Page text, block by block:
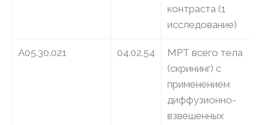
контраста (1
исследование)
A05.30.021 04.02.54
МРТ всего тела
(скрининг) с
применением
диффузионно-
взвешенных